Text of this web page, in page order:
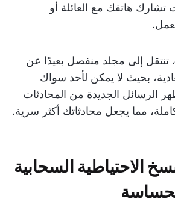
هاتفك مع العائلة أو
تنتقل إلى مجلد منفصل بعيدًا عن
بحيث لا يمكن لأحد سواك
الرسائل الجديدة من المحادثات
مما يجعل محادثاتك أكثر سرية.
الاحتياطية السحابية